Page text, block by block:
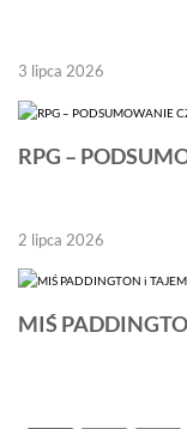
3 lipca 2026
RPG –
2 lipca 2026
MIŚ